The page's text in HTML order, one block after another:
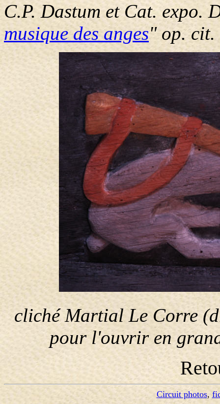
C.P. Dastum et Cat. expo.
musique des anges" op.
cliché Martial Le Corre
pour l'ouvrir en
Circuit photos,